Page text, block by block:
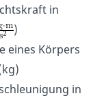
in
)
eines Körpers
in